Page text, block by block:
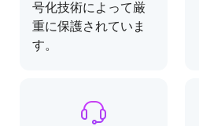
号化技術によって厳
重に保護されていま
す。